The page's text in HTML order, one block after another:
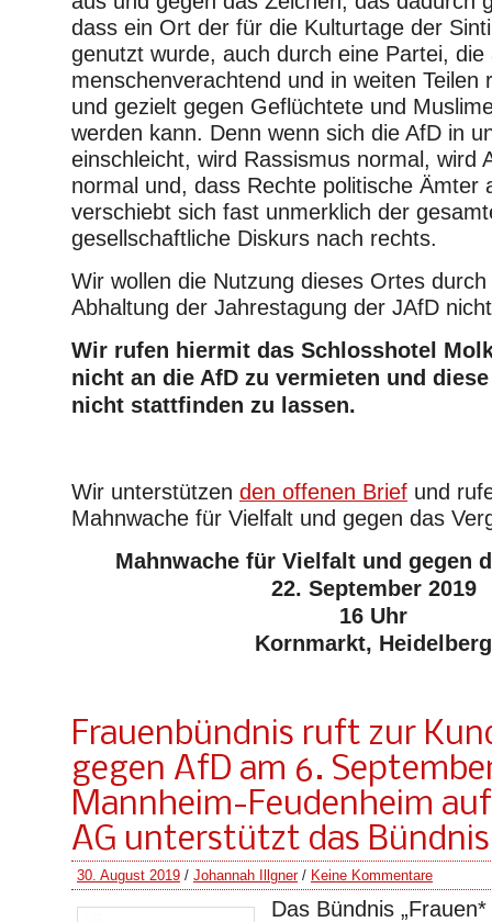
dass ein Ort der für die Kulturtage der
genutzt wurde, auch durch eine Partei,
menschenverachtend und in weiten Teilen
und gezielt gegen Geflüchtete und
werden kann. Denn wenn sich die AfD in
einschleicht, wird Rassismus normal, wird
normal und, dass Rechte politische Ämter
verschiebt sich fast unmerklich der
gesellschaftliche Diskurs nach rechts.
Wir wollen die Nutzung dieses Ortes
Abhaltung der Jahrestagung der JAfD
Wir rufen hiermit das Schlosshotel
nicht an die AfD zu vermieten und
nicht stattfinden zu lassen.
Wir unterstützen den offenen Brief und
Mahnwache für Vielfalt und gegen das
Mahnwache für Vielfalt und gegen
22. September 2019
16 Uhr
Kornmarkt, Heidelberg
Frauenbündnis ruft zur
gegen AfD am 6.
Mannheim-Feudenheim
AG unterstützt das Bündnis
30. August 2019 / Johannah Illgner/ Keine Kommentare
Das Bündnis